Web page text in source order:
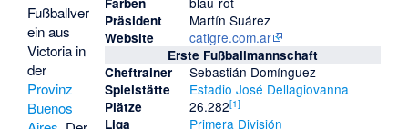
Farben
Präsident Martín Suárez
Website catigre.com.ar
Erste Fußballmannschaft
Cheftrainer
Sebastián Domínguez
Spielstätte Estadio José Dellagiovanna
Plätze 26.282[1]
Liga Primera División
Fußballver
ein aus
Victoria in
der
Provinz
Buenos